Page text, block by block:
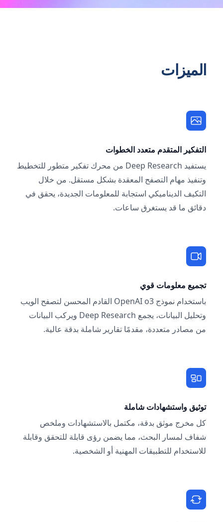
الميزات
التفكير المتقدم متعدد الخطوات
يستفيد Deep Research من محرك تفكير متطور للتخطيط
وتنفيذ مهام التصفح المعقدة بشكل مستقل. من خلال
التكيف الديناميكي استجابة للمعلومات الجديدة، يحقق في
دقائق ما قد يستغرق ساعات.
تجميع معلومات قوي
باستخدام نموذج OpenAI o3 القادم المحسن لتصفح الويب
وتحليل البيانات، يجمع Deep Research ويركب البيانات
من مصادر متعددة، مقدمًا تقارير شاملة بدقة عالية.
توثيق واستشهادات شاملة
كل مخرج موثق بدقة، مكتمل بالاستشهادات وملخص
شفاف لمسار البحث، مما يضمن رؤى قابلة للتحقق وقابلة
للاستخدام للتطبيقات المهنية أو الشخصية.